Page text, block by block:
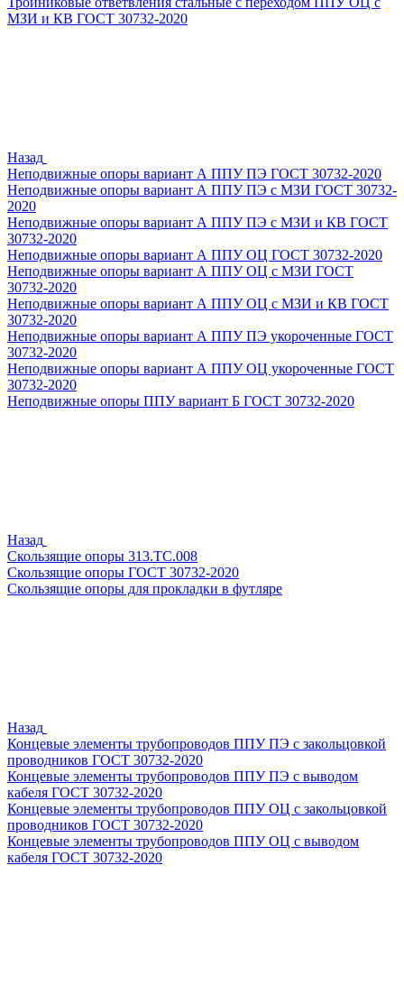
МЗИ и КВ ГОСТ 30732-2020
Назад
Неподвижные опоры вариант А ППУ ПЭ ГОСТ 30732-2020
Неподвижные опоры вариант А ППУ ПЭ с МЗИ ГОСТ 30732-
2020
Неподвижные опоры вариант А ППУ ПЭ с МЗИ и КВ ГОСТ
30732-2020
Неподвижные опоры вариант А ППУ ОЦ ГОСТ 30732-2020
Неподвижные опоры вариант А ППУ ОЦ с МЗИ ГОСТ
30732-2020
Неподвижные опоры вариант А ППУ ОЦ с МЗИ и КВ ГОСТ
30732-2020
Неподвижные опоры вариант А ППУ ПЭ укороченные ГОСТ
30732-2020
Неподвижные опоры вариант А ППУ ОЦ укороченные ГОСТ
30732-2020
Неподвижные опоры ППУ вариант Б ГОСТ 30732-2020
Назад
Скользящие опоры 313.ТС.008
Скользящие опоры ГОСТ 30732-2020
Скользящие опоры для прокладки в футляре
Назад
Концевые элементы трубопроводов ППУ ПЭ с закольцовкой
проводников ГОСТ 30732-2020
Концевые элементы трубопроводов ППУ ПЭ с выводом
кабеля ГОСТ 30732-2020
Концевые элементы трубопроводов ППУ ОЦ с закольцовкой
проводников ГОСТ 30732-2020
Концевые элементы трубопроводов ППУ ОЦ с выводом
кабеля ГОСТ 30732-2020